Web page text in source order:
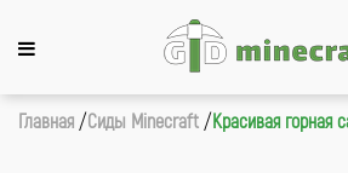
Главная Сиды Minecraft Красивая горная